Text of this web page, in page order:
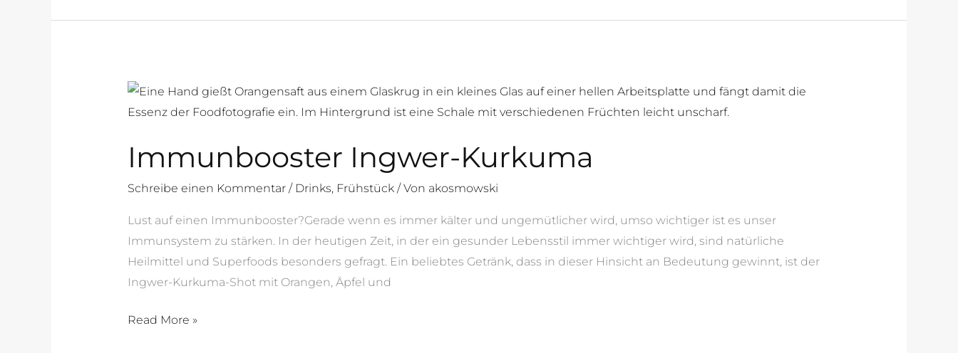
Immunbooster Ingwer-Kurkuma
Schreibe einen Kommentar / Drinks, Frühstück/ Von akosmowski
Lust auf einen Immunbooster?Gerade wenn es immer kälter und ungemütlicher wird, umso wichtiger ist es unser
Immunsystem zu stärken. In der heutigen Zeit, in der ein gesunder Lebensstil immer wichtiger wird, sind natürliche
Heilmittel und Superfoods besonders gefragt. Ein beliebtes Getränk, dass in dieser Hinsicht an Bedeutung gewinnt, ist der
Ingwer-Kurkuma-Shot mit Orangen, Äpfel und
Immunbooster
Ingwer-
Read More »